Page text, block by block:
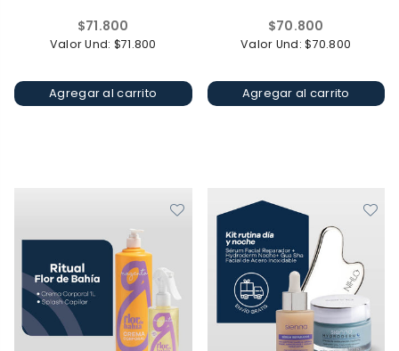
Precio
habitual
$71.800
Valor Und: $71.800
Agregar al carrito
Precio
habitual
$70.800
Valor Und: $70.800
Agregar al carrito